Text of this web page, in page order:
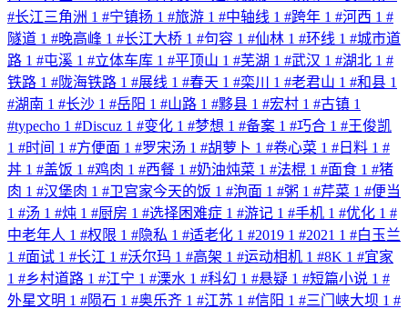
#长江三角洲 1 #宁镇扬 1 #旅游 1 #中轴线 1 #跨年 1 #河西 1 #
隧道 1 #晚高峰 1 #长江大桥 1 #句容 1 #仙林 1 #环线 1 #城市道
路 1 #屯溪 1 #立体车库 1 #平顶山 1 #芜湖 1 #武汉 1 #湖北 1 #
铁路 1 #陇海铁路 1 #展线 1 #春天 1 #栾川 1 #老君山 1 #和县 1
#湖南 1 #长沙 1 #岳阳 1 #山路 1 #黟县 1 #宏村 1 #古镇 1
#typecho 1 #Discuz 1 #变化 1 #梦想 1 #备案 1 #巧合 1 #王俊凯
1 #时间 1 #方便面 1 #罗宋汤 1 #胡萝卜 1 #卷心菜 1 # 日料 1 #
丼 1 #盖饭 1 #鸡肉 1 #西餐 1 #奶油炖菜 1 #法棍 1 #面食 1 #猪
肉 1 #汉堡肉 1 #卫宫家今天的饭 1 #泡面 1 #粥 1 #芹菜 1 #便当
1 #汤 1 #炖 1 #厨房 1 #选择困难症 1 #游记 1 #手机 1 #优化 1 #
中老年人 1 #权限 1 #隐私 1 #适老化 1 #2019 1 #2021 1 #白玉兰
1 #面试 1 #长江 1 #沃尔玛 1 #高架 1 #运动相机 1 #8K 1 #宜家
1 #乡村道路 1 #江宁 1 #溧水 1 #科幻 1 #悬疑 1 #短篇小说 1 #
外星文明 1 #陨石 1 #奥乐齐 1 #江苏 1 #信阳 1 #三门峡大坝 1 #